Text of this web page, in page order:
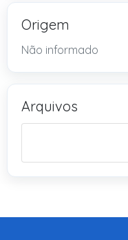
Origem
Não informado
Arquivos